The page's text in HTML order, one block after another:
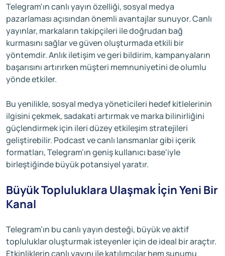
Telegram'ın canlı yayın özelliği, sosyal medya
pazarlaması açısından önemli avantajlar sunuyor. Canlı
yayınlar, markaların takipçileri ile doğrudan bağ
kurmasını sağlar ve güven oluşturmada etkili bir
yöntemdir. Anlık iletişim ve geri bildirim, kampanyaların
başarısını artırırken müşteri memnuniyetini de olumlu
yönde etkiler.
Bu yenilikle, sosyal medya yöneticileri hedef kitlelerinin
ilgisini çekmek, sadakati artırmak ve marka bilinirliğini
güçlendirmek için ileri düzey etkileşim stratejileri
geliştirebilir. Podcast ve canlı lansmanlar gibi içerik
formatları, Telegram'ın geniş kullanıcı base'iyle
birleştiğinde büyük potansiyel yaratır.
Büyük Topluluklara Ulaşmak İçin Yeni Bir
Kanal
Telegram’ın bu canlı yayın desteği, büyük ve aktif
topluluklar oluşturmak isteyenler için de ideal bir araçtır.
Etkinliklerin canlı yayını ile katılımcılar hem sunumu